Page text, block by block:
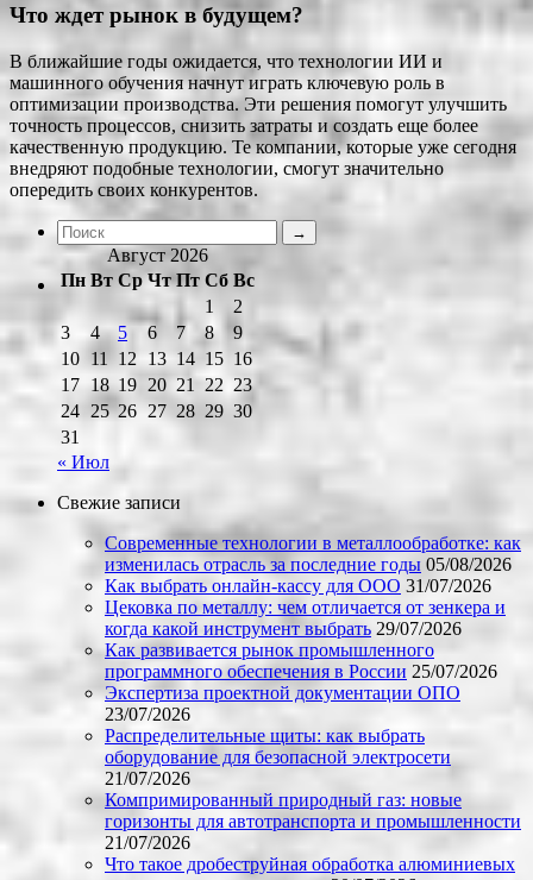
Что ждет рынок в будущем?
В ближайшие годы ожидается, что технологии ИИ и
машинного обучения начнут играть ключевую роль в
оптимизации производства. Эти решения помогут улучшить
точность процессов, снизить затраты и создать еще более
качественную продукцию. Те компании, которые уже сегодня
внедряют подобные технологии, смогут значительно
опередить своих конкурентов.
Август 2026
Пн Вт Ср Чт Пт Сб Вс
1
2
3
4 5 6 7 8
9
10 11 12 13 14 15 16
17 18 19 20 21 22 23
24 25 26 27 28 29 30
31
« Июл
Свежие записи
Современные технологии в металлообработке: как
изменилась отрасль за последние годы 05/08/2026
Как выбрать онлайн-кассу для ООО 31/07/2026
Цековка по металлу: чем отличается от зенкера и
когда какой инструмент выбрать 29/07/2026
Как развивается рынок промышленного
программного обеспечения в России 25/07/2026
Экспертиза проектной документации ОПО
23/07/2026
Распределительные щиты: как выбрать
оборудование для безопасной электросети
21/07/2026
Компримированный природный газ: новые
горизонты для автотранспорта и промышленности
21/07/2026
Что такое дробеструйная обработка алюминиевых